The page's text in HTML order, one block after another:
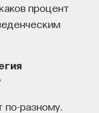
процент
разному.